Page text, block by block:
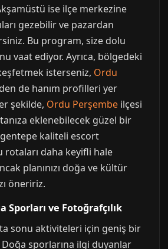
ise ilçe merkezine
gezebilir ve pazardan
Bu program, size dolu
vaat ediyor. Ayrıca, bölgedeki
isterseniz, Ordu
de hanım profilleri yer
şekilde, Ordu Perşembe ilçesi
eklenebilecek güzel bir
kaliteli escort
rotaları daha keyifli hale
planınızı doğa ve kültür
öneririz.
ve Fotoğrafçılık
sonu aktiviteleri için geniş bir
sporlarına ilgi duyanlar